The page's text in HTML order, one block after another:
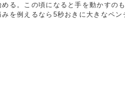
る。この頃になると手を動かすの
を例えるなら5秒おきに大きなペン